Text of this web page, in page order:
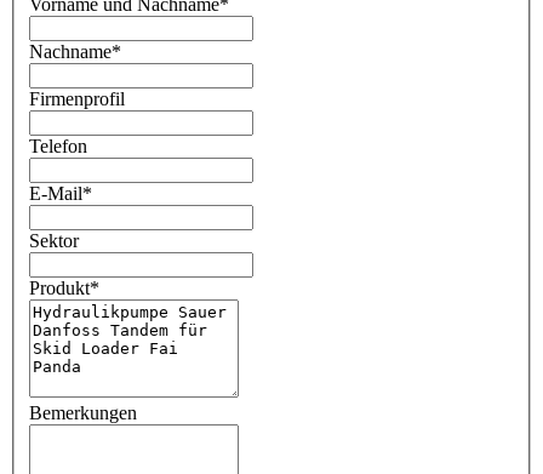
Vorname und Nachname*
Nachname*
Firmenprofil
Telefon
E-Mail*
Sektor
Produkt*
Bemerkungen